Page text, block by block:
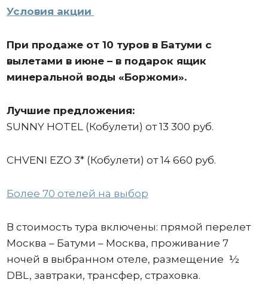
Условия акции
При продаже от 10 туров в Батуми с
вылетами в июне – в подарок ящик
минеральной воды «Боржоми».
Лучшие предложения:
SUNNY HOTEL (Кобулети) от 13 300 руб.
CHVENI EZO 3* (Кобулети) от 14 660 руб.
Более 70 отелей на выбор
В стоимость тура включены: прямой перелет
Москва – Батуми – Москва, проживание 7
ночей в выбранном отеле, размещение ½
DBL, завтраки, трансфер, страховка.